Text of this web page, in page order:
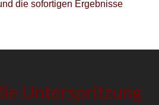
die sofortigen Ergebnisse
Unterspritzung